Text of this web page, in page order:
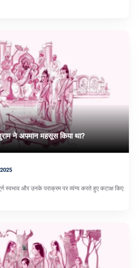
ने अपमान महसूस किया था?
स्वभाव और उनके पराक्रम पर व्यंग्य करते हुए कटाक्ष किए